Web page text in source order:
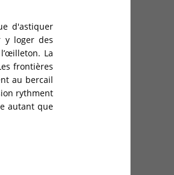
d'astiquer
y loger des
La
frontières
au bercail
rythment
autant que